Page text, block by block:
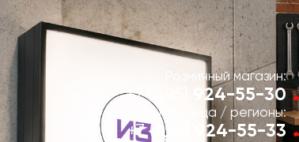
Розничный магазин:
+7 (495) 924-55-30
Юр. лица / регионы:
+7 (495) 924-55-33